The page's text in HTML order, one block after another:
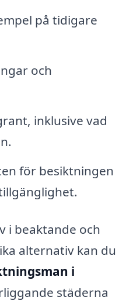
på tidigare
och
inklusive vad
för besiktningen
i beaktande och
alternativ kan du
i
städerna